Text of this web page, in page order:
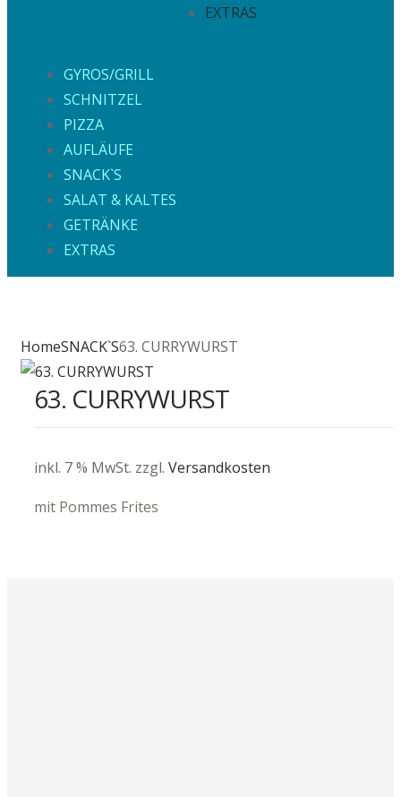
EXTRAS
GYROS/GRILL
SCHNITZEL
PIZZA
AUFLÄUFE
SNACK`S
SALAT & KALTES
GETRÄNKE
EXTRAS
HomeSNACK`S63. CURRYWURST
63. CURRYWURST
inkl. 7 % MwSt. zzgl. Versandkosten
mit Pommes Frites